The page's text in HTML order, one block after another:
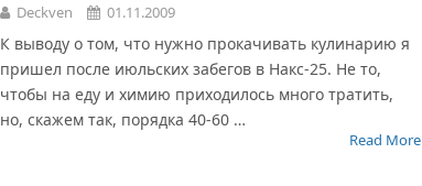
Deckven 01.11.2009
К выводу о том, что нужно прокачивать кулинарию я
пришел после июльских забегов в Накс-25. Не то,
чтобы на еду и химию приходилось много тратить,
но, скажем так, порядка 40-60 …
Read More